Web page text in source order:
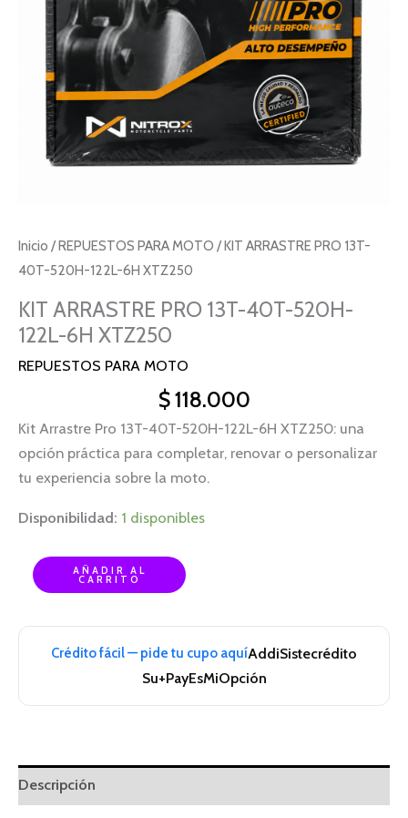
Inicio /REPUESTOS PARA MOTO / KIT ARRASTRE PRO 13T-
40T-520H-122L-6H XTZ250
KIT ARRASTRE PRO 13T-40T-520H-
122L-6H XTZ250
REPUESTOS PARA MOTO
$118.000
Kit Arrastre Pro 13T-40T-520H-122L-6H XTZ250: una
opción práctica para completar, renovar o personalizar
tu experiencia sobre la moto.
Disponibilidad: 1 disponibles
XTZ250
cantidad
AÑADIR AL
CARRITO
Crédito fácil — pide tu cupo aquíAddiSistecrédito
Su+PayEsMiOpción
Descripción